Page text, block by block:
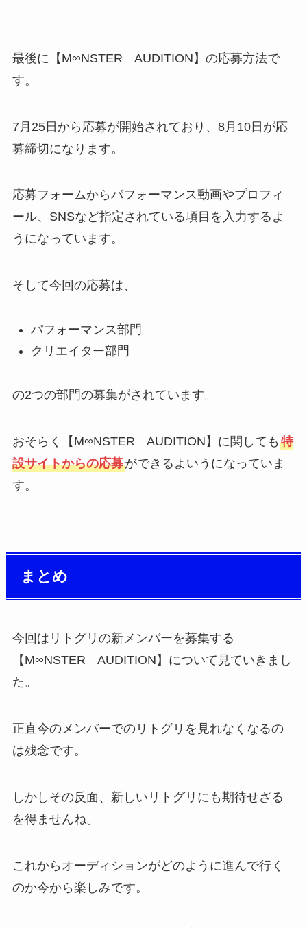
最後に【M∞NSTER AUDITION】の応募方法で
す。
7月25日から応募が開始されており、8月10日が応
募締切になります。
応募フォームからパフォーマンス動画やプロフィ
ール、SNSなど指定されている項目を入力するよ
うになっています。
そして今回の応募は、
パフォーマンス部門
クリエイター部門
の2つの部門の募集がされています。
おそらく【M∞NSTER AUDITION】に関しても 特
設サイトからの応募ができるよいうになっていま
す。
まとめ
今回はリトグリの新メンバーを募集する
【M∞NSTER AUDITION】について見ていきまし
た。
正直今のメンバーでのリトグリを見れなくなるの
は残念です。
しかしその反面、新しいリトグリにも期待せざる
を得ませんね。
これからオーディションがどのように進んで行く
のか今から楽しみです。